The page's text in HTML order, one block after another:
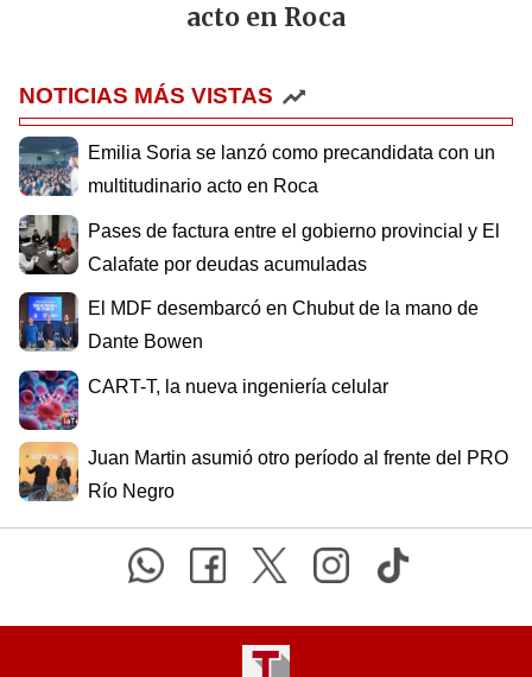
acto en Roca
NOTICIAS MÁS VISTAS
Emilia Soria se lanzó como precandidata con un
multitudinario acto en Roca
Pases de factura entre el gobierno provincial y El
Calafate por deudas acumuladas
El MDF desembarcó en Chubut de la mano de
Dante Bowen
CART-T, la nueva ingeniería celular
Juan Martin asumió otro período al frente del PRO
Río Negro